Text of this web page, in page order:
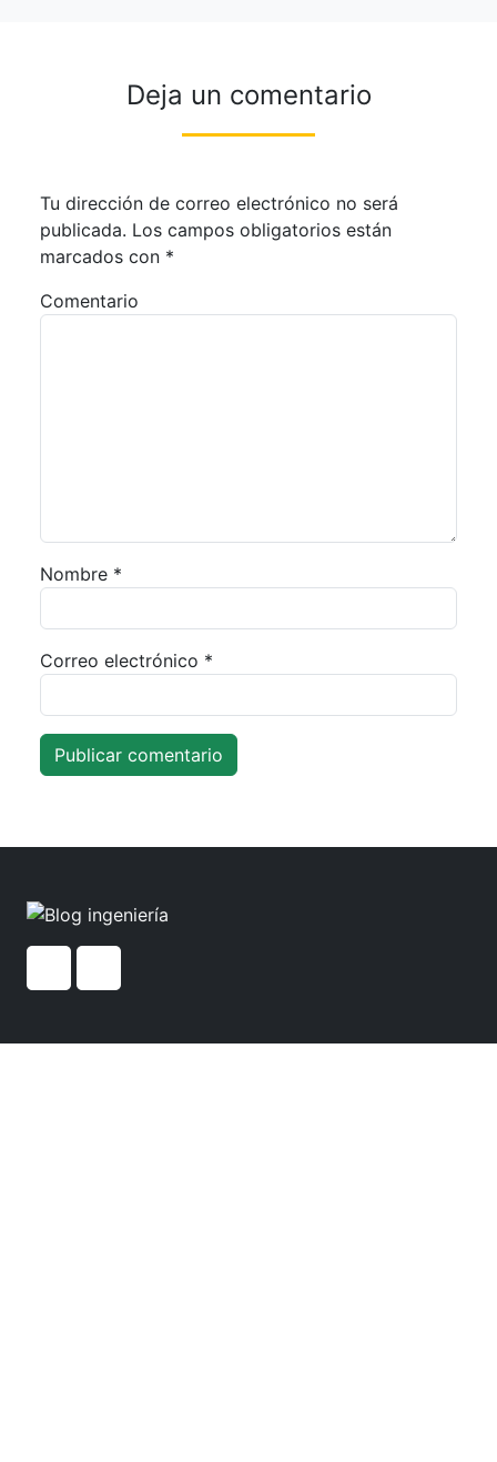
Deja un comentario
Tu dirección de correo electrónico no será
publicada. Los campos obligatorios están
marcados con *
Comentario
Nombre *
Correo electrónico *